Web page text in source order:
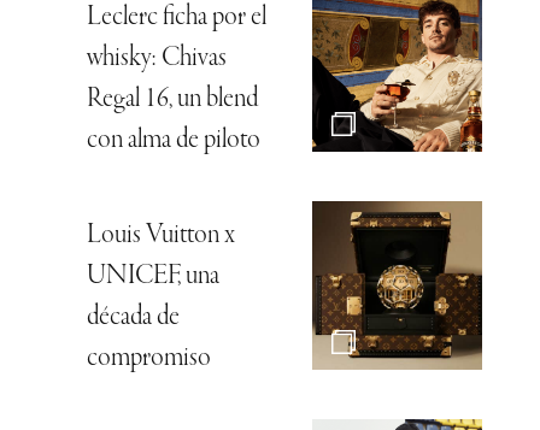
Leclerc ficha por el
whisky: Chivas
Regal 16, un blend
con alma de piloto
Louis Vuitton x
UNICEF, una
década de
compromiso